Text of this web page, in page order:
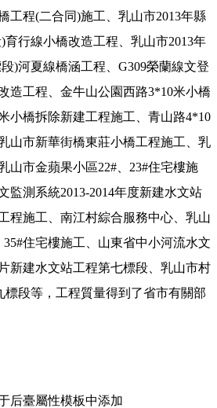
工程(二合同)施工、乳山市2013年縣
行線小橋改造工程、乳山市2013年
)河夏線橋涵工程、G309榮蘭線文登
造工程、金牛山公園西路3*10米小橋
小橋拆除新建工程施工、青山路4*10
山市新華街橋東莊小橋工程施工、乳
山市金蘋果小區22#、23#住宅樓施
監測系統2013-2014年度新建水文站
程施工、南江村綜合服務中心、乳山
住宅樓施工、山東省中小河流水文
新建水文站工程第七標段、乳山市村
標段等，工程質量得到了省市有關部
后臺屬性模板中添加